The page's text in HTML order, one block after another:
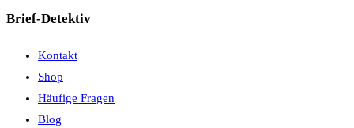
Brief-Detektiv
Kontakt
Shop
Häufige Fragen
Blog